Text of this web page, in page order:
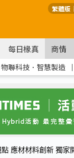
繁體版
每日椽真 商情
物聯科技．智慧製造 ｜
應材材料創新 獨家